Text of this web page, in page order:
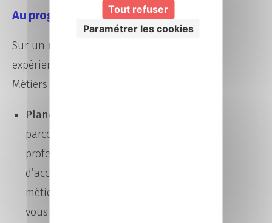
Au programme
Sur un même village, vivez une
expérience complète Orientation /
Métiers / Emploi.
Planète orientation :
parcours d’orientation à l’aide de
professionnels et d’outils
d’accompagnement (vidéos, quiz
métiers…). À bord de l’Orientibus,
vous accéderez à l’offre de
Tout refuser
Paramétrer les cookies